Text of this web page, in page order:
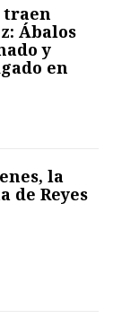
traen
Ábalos
y
en
la
de Reyes